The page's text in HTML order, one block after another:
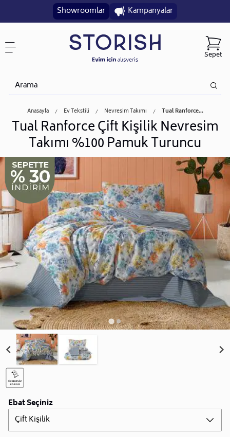
Showroomlar Kampanyalar
Sepet
Anasayfa Ev Tekstili Nevresim Takımı Tual Ranforce...
Tual Ranforce Çift Kişilik Nevresim
Takımı %100 Pamuk Turuncu
Ebat Seçiniz
Çift Kişilik